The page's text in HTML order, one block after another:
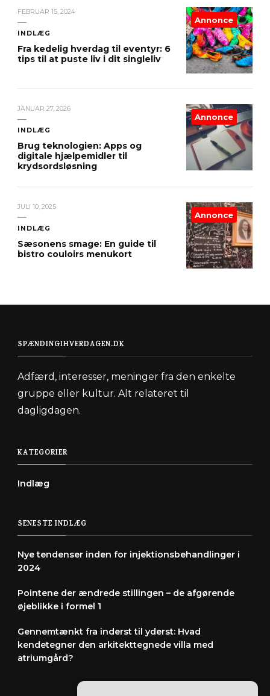
FEBRUAR 15, 2024
INDLÆG
Fra kedelig hverdag til eventyr: 6
tips til at puste liv i dit singleliv
Annonce
JANUAR 27, 2026
INDLÆG
Brug teknologien: Apps og
digitale hjælpemidler til
krydsordsløsning
Annonce
JULI 10, 2025
INDLÆG
Sæsonens smage: En guide til
bistro couloirs menukort
Annonce
SPÆNDINGIHVERDAGEN.DK
Adfærd, interesser, meninger fra den enkelte
gruppe eller kultur. Alt relateret til
dagligdagen.
KATEGORIER
Indlæg
SENESTE INDLÆG
Nye tendenser inden for injektionsbehandlinger i
2024
Pointene der ændrede stillingen – de afgørende
øjeblikke i formel 1
Gennemtænkt fra inderst til yderst: Hvad
kendetegner den arkitekttegnede villa med
atriumgård?